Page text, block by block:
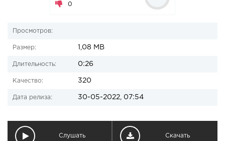
0
Просмотров:
Размер: 1,08 MB
Длительность: 0:26
Качество: 320
Дата релиза: 30-05-2022, 07:54
Слушать Скачать